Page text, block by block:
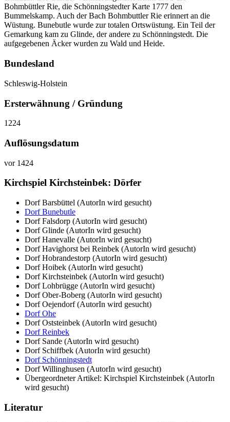
Bohmbüttler Rie, die Schönningstedter Karte 1777 den
Bummelskamp. Auch der Bach Bohmbuttler Rie erinnert an die
Wüstung. Bunebutle wurde zur totalen Ortswüstung. Ein Teil der
Gemarkung kam zu Glinde, der andere zu Schönningstedt. Die
aufgegebenen Äcker wurden zu Wald und Heide.
Bundesland
Schleswig-Holstein
Ersterwähnung / Gründung
1224
Auflösungsdatum
vor 1424
Kirchspiel Kirchsteinbek: Dörfer
Dorf Barsbüttel (AutorIn wird gesucht)
Dorf Bunebutle
Dorf Falsdorp (AutorIn wird gesucht)
Dorf Glinde (AutorIn wird gesucht)
Dorf Hanevalle (AutorIn wird gesucht)
Dorf Havighorst bei Reinbek (AutorIn wird gesucht)
Dorf Hobrandestorp (AutorIn wird gesucht)
Dorf Hoibek (AutorIn wird gesucht)
Dorf Kirchsteinbek (AutorIn wird gesucht)
Dorf Lohbrügge (AutorIn wird gesucht)
Dorf Ober-Boberg (AutorIn wird gesucht)
Dorf Oejendorf (AutorIn wird gesucht)
Dorf Ohe
Dorf Oststeinbek (AutorIn wird gesucht)
Dorf Reinbek
Dorf Sande (AutorIn wird gesucht)
Dorf Schiffbek (AutorIn wird gesucht)
Dorf Schönningstedt
Dorf Willinghusen (AutorIn wird gesucht)
Übergeordneter Artikel: Kirchspiel Kirchsteinbek (AutorIn
wird gesucht)
Literatur